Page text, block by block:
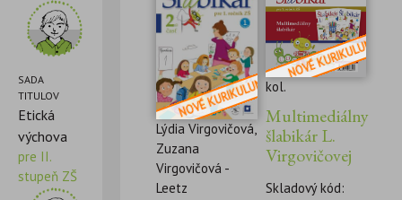
SADA
TITULOV
Etická
výchova
pre II.
stupeň ZŠ
Lýdia Virgovičová,
Zuzana
Virgovičová -
Leetz
kol.
Multimediálny
šlabikár L.
Virgovičovej
Skladový kód: